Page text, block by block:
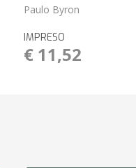
Paulo Byron
IMPRESO
€ 11,52